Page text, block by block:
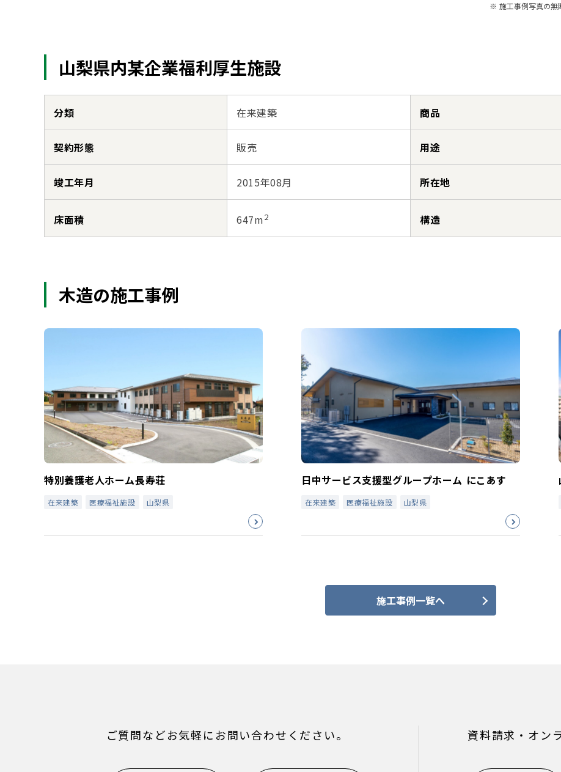
※ 施工事例写真の無
山梨県内某企業福利厚生施設
分類 在来建築 商品
契約形態 販売 用途
竣工年月 2015年08月 所在地
床面積 647m2 構造
木造の施工事例
特別養護老人ホーム長寿荘
在来建築 医療福祉施設 山梨県
日中サービス支援型グループホーム にこあす
在来建築 医療福祉施設 山梨県
施工事例一覧へ
ご質問などお気軽にお問い合わせください。 資料請求・オン